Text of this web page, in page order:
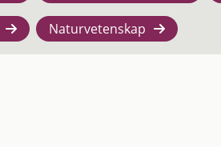
Naturvetenskap